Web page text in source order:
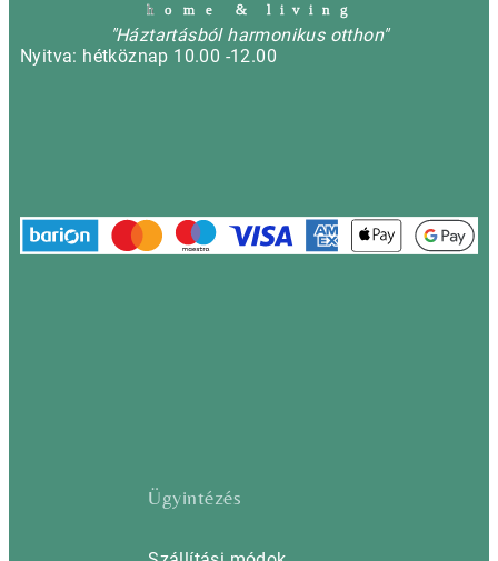
h o m e & l i v i n g
"Háztartásból harmonikus otthon"
Nyitva: hétköznap 10.00 -12.00
Ügyintézés